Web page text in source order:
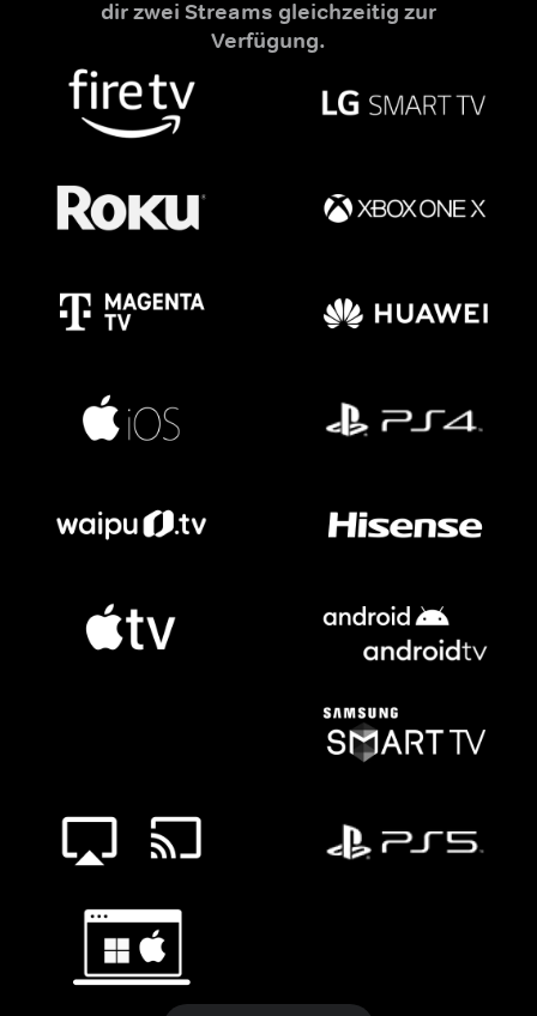
dir zwei Streams gleichzeitig zur
Verfügung.